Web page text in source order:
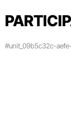
#unit_09b5c32c-